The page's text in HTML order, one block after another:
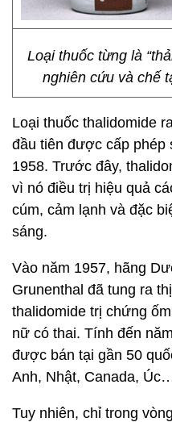
Loại thuốc từng là
nghiên cứu và chế
Loại thuốc thalidomide
đầu tiên được cấp phép
1958. Trước đây,
vì nó điều trị hiệu quả
cúm, cảm lạnh và đặc
sáng.
Vào năm 1957, hãng
Grunenthal đã tung ra
thalidomide trị chứng
nữ có thai. Tính đến
được bán tại gần 50
Anh, Nhật, Canada,
Tuy nhiên, chỉ trong